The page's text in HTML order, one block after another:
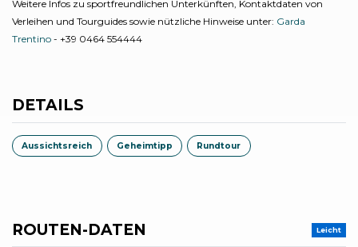
Weitere Infos zu sportfreundlichen Unterkünften, Kontaktdaten von
Verleihen und Tourguides sowie nützliche Hinweise unter: Garda
Trentino - +39 0464 554444
DETAILS
Aussichtsreich Geheimtipp Rundtour
ROUTEN-DATEN Leicht